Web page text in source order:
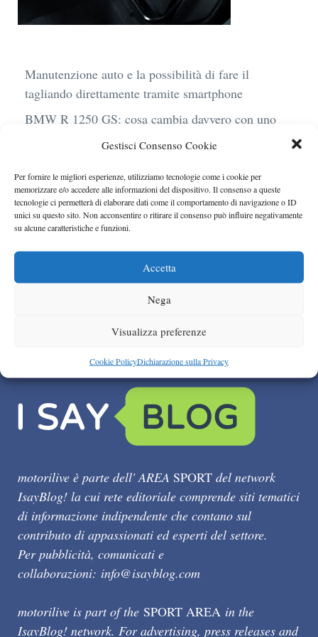
Gestisci Consenso Cookie
Per fornire le migliori esperienze, utilizziamo tecnologie come i cookie per
memorizzare e/o accedere alle informazioni del dispositivo. Il consenso a queste
tecnologie ci permetterà di elaborare dati come il comportamento di navigazione o ID
unici su questo sito. Non acconsentire o ritirare il consenso può influire negativamente
su alcune caratteristiche e funzioni.
Accetta
Nega
Visualizza preferenze
Cookie PolicyDichiarazione sulla Privacy
Manutenzione auto e la possibilità di fare il
tagliando direttamente tramite smartphone
BMW R 1250 GS: cosa cambia davvero con uno
scarico aftermarket omologato
sostenibile, stile, anche con noleggio a lungo
termine
Ufficiale l’arrivo degli stop lampeggianti
obbligatori in Italia
Le caratteristiche del motore Turbo 100 di
motorilive è parte dell' AREA SPORT del network
IsayBlog! la cui rete editoriale comprende siti tematici
di informazione indipendente che contano sul
contributo di appassionati ed esperti del settore.
Per pubblicità, comunicati e
collaborazioni: info@isayblog.com
motorilive is part of the SPORT AREA in the
IsayBlog! network. For advertising, press releases and